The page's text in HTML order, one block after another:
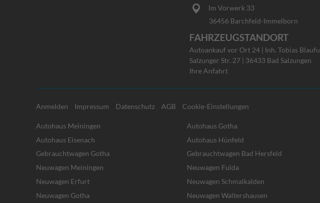
Im Vorwerk 33
36456 Barchfeld-Immelborn
FAHRZEUGSTANDORT
Autoankauf vor Ort 24 | Inh. Tobias
Salzunger Str. 27 | 36433 Bad Salzungen
Ihre Anfahrt
Anmelden Impressum Datenschutz AGB Cookie-Einstellungen
Autohaus Meiningen Autohaus Gotha
Autohaus Eisenach
Autohaus Hünfeld
Gebrauchtwagen Gotha
Gebrauchtwagen Bad Hersfeld
Neuwagen Meiningen
Neuwagen Fulda
Neuwagen Erfurt
Neuwagen Schmalkalden
Neuwagen Gotha
Neuwagen Waltershausen